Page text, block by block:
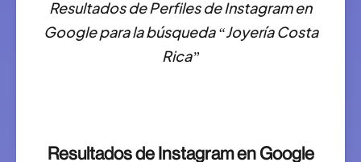
Resultados de Perfiles de Instagram en
Google para la búsqueda “Joyería Costa
Rica”
Resultados de Instagram en Google